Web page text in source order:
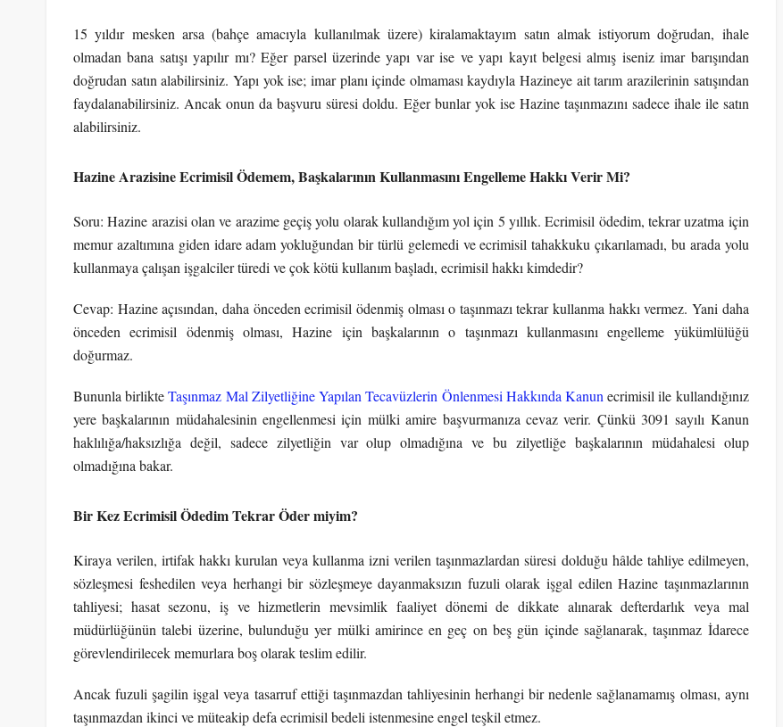
15 yıldır mesken arsa (bahçe amacıyla kullanılmak üzere) kiralamaktayım satın almak istiyorum doğrudan, ihale
olmadan bana satışı yapılır mı? Eğer parsel üzerinde yapı var ise ve yapı kayıt belgesi almış iseniz imar barışından
doğrudan satın alabilirsiniz. Yapı yok ise; imar planı içinde olmaması kaydıyla Hazineye ait tarım arazilerinin satışından
faydalanabilirsiniz. Ancak onun da başvuru süresi doldu. Eğer bunlar yok ise Hazine taşınmazını sadece ihale ile satın
alabilirsiniz.
Hazine Arazisine Ecrimisil Ödemem, Başkalarının Kullanmasını Engelleme Hakkı Verir Mi?
Soru: Hazine arazisi olan ve arazime geçiş yolu olarak kullandığım yol için 5 yıllık. Ecrimisil ödedim, tekrar uzatma için
memur azaltımına giden idare adam yokluğundan bir türlü gelemedi ve ecrimisil tahakkuku çıkarılamadı, bu arada yolu
kullanmaya çalışan işgalciler türedi ve çok kötü kullanım başladı, ecrimisil hakkı kimdedir?
Cevap: Hazine açısından, daha önceden ecrimisil ödenmiş olması o taşınmazı tekrar kullanma hakkı vermez. Yani daha
önceden ecrimisil ödenmiş olması, Hazine için başkalarının o taşınmazı kullanmasını engelleme yükümlülüğü
doğurmaz.
Bununla birlikteTaşınmaz Mal Zilyetliğine Yapılan Tecavüzlerin Önlenmesi Hakkında Kanun ecrimisil ile kullandığınız
yere başkalarının müdahalesinin engellenmesi için mülki amire başvurmanıza cevaz verir. Çünkü 3091 sayılı Kanun
haklılığa/haksızlığa değil, sadece zilyetliğin var olup olmadığına ve bu zilyetliğe başkalarının müdahalesi olup
olmadığına bakar.
Bir Kez Ecrimisil Ödedim Tekrar Öder miyim?
Kiraya verilen, irtifak hakkı kurulan veya kullanma izni verilen taşınmazlardan süresi dolduğu hâlde tahliye edilmeyen,
sözleşmesi feshedilen veya herhangi bir sözleşmeye dayanmaksızın fuzuli olarak işgal edilen Hazine taşınmazlarının
tahliyesi; hasat sezonu, iş ve hizmetlerin mevsimlik faaliyet dönemi de dikkate alınarak defterdarlık veya mal
müdürlüğünün talebi üzerine, bulunduğu yer mülki amirince en geç on beş gün içinde sağlanarak, taşınmaz İdarece
görevlendirilecek memurlara boş olarak teslim edilir.
Ancak fuzuli şagilin işgal veya tasarruf ettiği taşınmazdan tahliyesinin herhangi bir nedenle sağlanamamış olması, aynı
taşınmazdan ikinci ve müteakip defa ecrimisil bedeli istenmesine engel teşkil etmez.